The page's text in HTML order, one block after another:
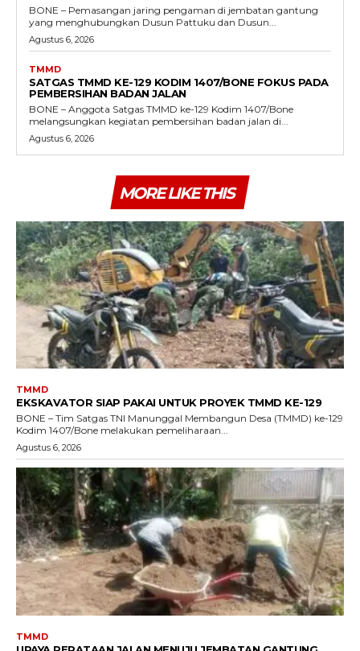
BONE – Pemasangan jaring pengaman di jembatan gantung
yang menghubungkan Dusun Pattuku dan Dusun...
Agustus 6, 2026
TMMD
SATGAS TMMD KE-129 KODIM 1407/BONE FOKUS PADA
PEMBERSIHAN BADAN JALAN
BONE – Anggota Satgas TMMD ke-129 Kodim 1407/Bone
melangsungkan kegiatan pembersihan badan jalan di...
Agustus 6, 2026
MORE LIKE THIS
TMMD
EKSKAVATOR SIAP PAKAI UNTUK PROYEK TMMD KE-129
BONE – Tim Satgas TNI Manunggal Membangun Desa (TMMD) ke-129
Kodim 1407/Bone melakukan pemeliharaan...
Agustus 6, 2026
TMMD